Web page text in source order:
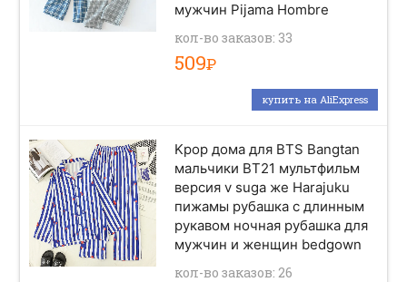
мужчин Pijama Hombre
кол-во заказов: 33
509Р
купить на AliExpress
Kpop дома для BTS Bangtan
мальчики BT21 мультфильм
версия v suga же Harajuku
пижамы рубашка с длинным
рукавом ночная рубашка для
мужчин и женщин bedgown
кол-во заказов: 26